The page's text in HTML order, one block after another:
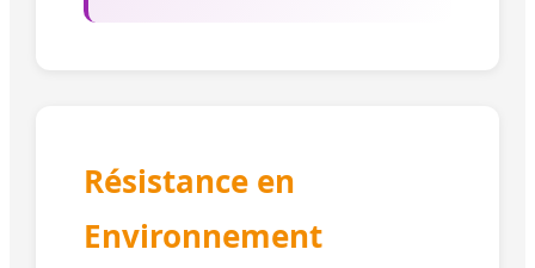
Résistance en
Environnement